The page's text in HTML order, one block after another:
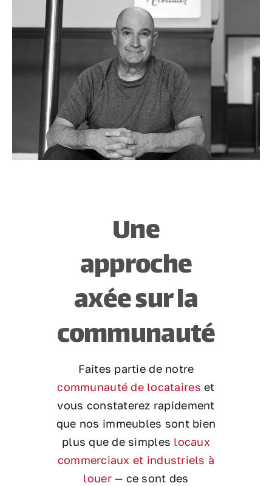
Une
approche
axée sur la
communauté
Faites partie de notre
communauté de locataires et
vous constaterez rapidement
que nos immeubles sont bien
plus que de simples locaux
commerciaux et industriels à
louer— ce sont des